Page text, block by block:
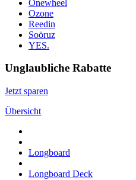
Onewheel
Ozone
Reedin
Soöruz
YES.
Unglaubliche Rabatte
Jetzt sparen
Übersicht
Longboard
Longboard Deck